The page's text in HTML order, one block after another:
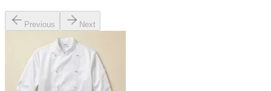
Previous Next